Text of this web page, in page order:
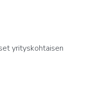
yrityskohtaisen